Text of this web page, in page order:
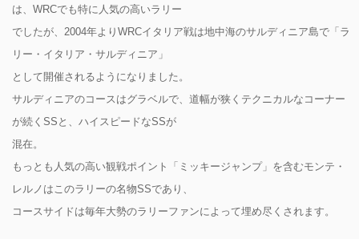
は、WRCでも特に人気の高いラリー
でしたが、2004年よりWRCイタリア戦は地中海のサルディニア島で「ラ
リー・イタリア・サルディニア」
として開催されるようになりました。
サルディニアのコースはグラベルで、道幅が狭くテクニカルなコーナー
が続くSSと、ハイスピードなSSが
混在。
もっとも人気の高い観戦ポイント「ミッキージャンプ」を含むモンテ・
レルノはこのラリーの名物SSであり、
コースサイドは毎年大勢のラリーファンによって埋め尽くされます。